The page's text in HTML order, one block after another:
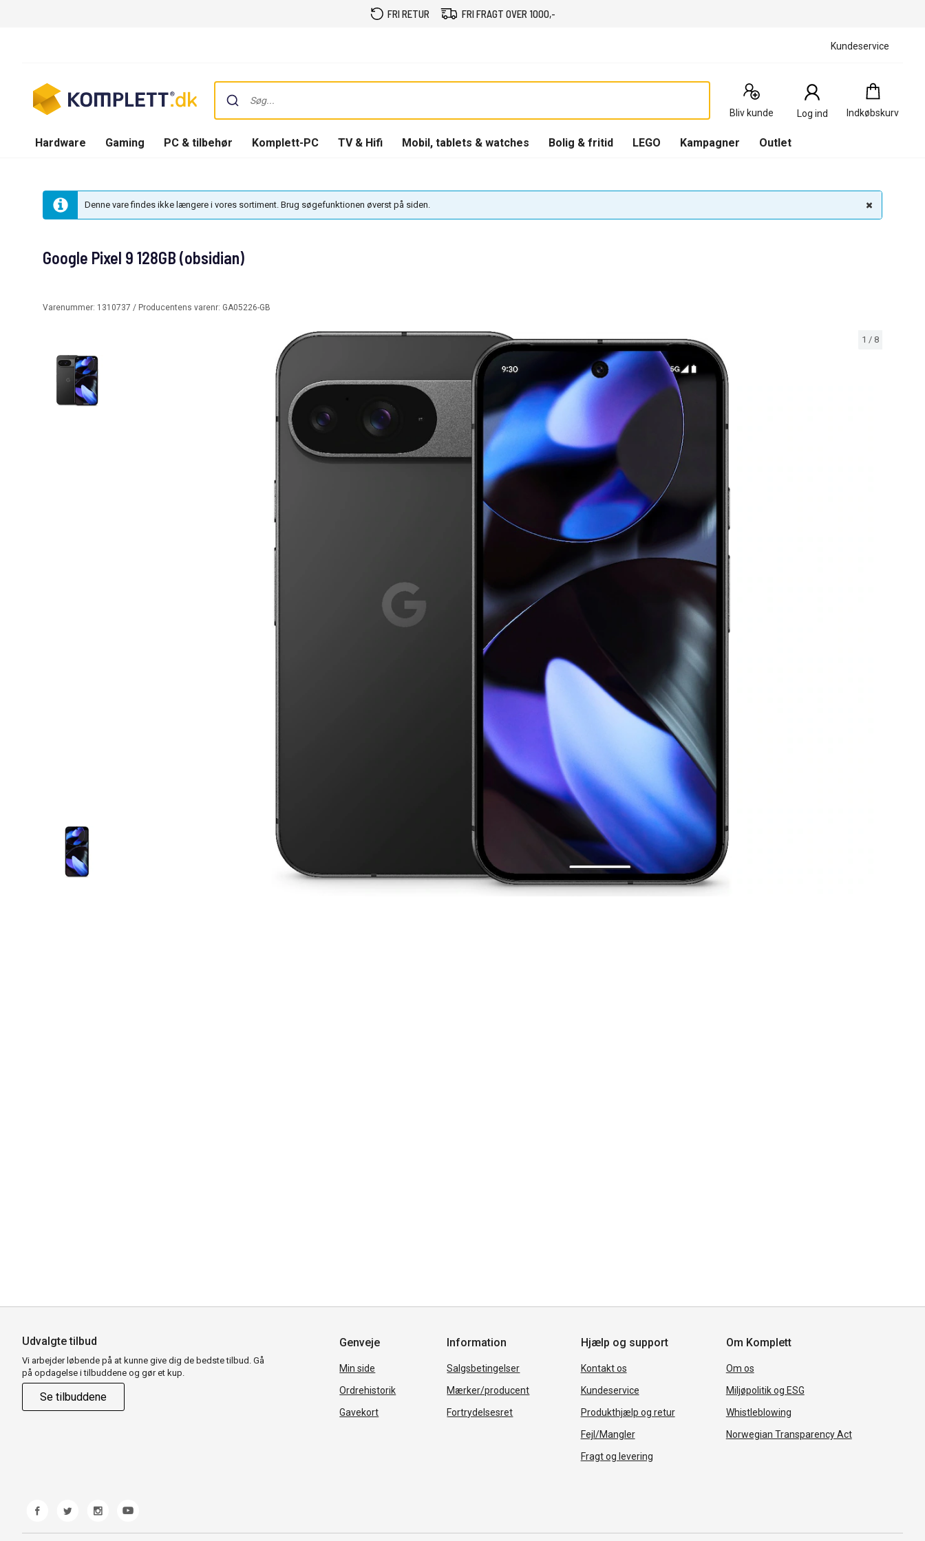
FRI RETUR FRI FRAGT OVER 1000,-
Kundeservice
Bliv kunde Log ind Indkøbskurv
Indkøbskurv
0
Produkter
Hardware Gaming PC & tilbehør Komplett-PC TV & Hifi Mobil, tablets & watches Bolig & fritid LEGO Kampagner Outlet
Denne vare findes ikke længere i vores sortiment. Brug søgefunktionen øverst på siden.
1 / 8
Google Pixel 9 128GB (obsidian)
Varenummer: 1310737 / Producentens varenr: GA05226-GB
Udvalgte tilbud
Vi arbejder løbende på at kunne give dig de bedste tilbud. Gå
på opdagelse i tilbuddene og gør et kup.
Se tilbuddene
Genveje
Min side
Ordrehistorik
Gavekort
Information
Salgsbetingelser
Mærker/producent
Fortrydelsesret
Hjælp og support
Kontakt os
Kundeservice
Produkthjælp og retur
Fejl/Mangler
Fragt og levering
Om Komplett
Om os
Miljøpolitik og ESG
Whistleblowing
Norwegian Transparency Act